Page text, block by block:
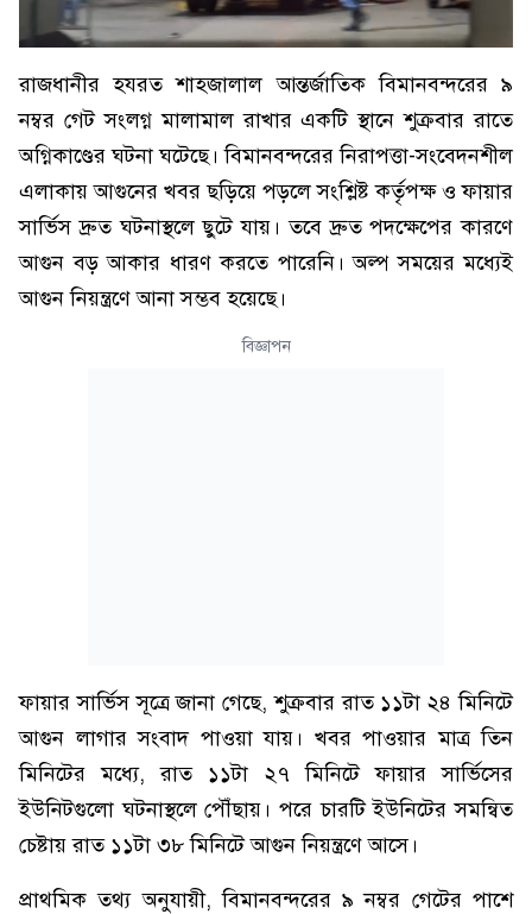
রাজধানীর হযরত শাহজালাল আন্তর্জাতিক বিমানবন্দরের ৯
নম্বর গেট সংলগ্ন মালামাল রাখার একটি স্থানে শুক্রবার রাতে
অগ্নিকাণ্ডের ঘটনা ঘটেছে। বিমানবন্দরের নিরাপত্তা-সংবেদনশীল
এলাকায় আগুনের খবর ছড়িয়ে পড়লে সংশ্লিষ্ট কর্তৃপক্ষ ও ফায়ার
সার্ভিস দ্রুত ঘটনাস্থলে ছুটে যায়। তবে দ্রুত পদক্ষেপের কারণে
আগুন বড় আকার ধারণ করতে পারেনি। অল্প সময়ের মধ্যেই
আগুন নিয়ন্ত্রণে আনা সম্ভব হয়েছে।
বিজ্ঞাপন
ফায়ার সার্ভিস সূত্রে জানা গেছে, শুক্রবার রাত ১১টা ২৪ মিনিটে
আগুন লাগার সংবাদ পাওয়া যায়। খবর পাওয়ার মাত্র তিন
মিনিটের মধ্যে, রাত ১১টা ২৭ মিনিটে ফায়ার সার্ভিসের
ইউনিটগুলো ঘটনাস্থলে পৌঁছায়। পরে চারটি ইউনিটের সমন্বিত
চেষ্টায় রাত ১১টা ৩৮ মিনিটে আগুন নিয়ন্ত্রণে আসে।
প্রাথমিক তথ্য অনুযায়ী, বিমানবন্দরের ৯ নম্বর গেটের পাশে